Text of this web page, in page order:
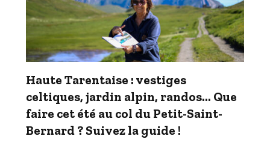
Haute Tarentaise : vestiges
celtiques, jardin alpin, randos… Que
faire cet été au col du Petit-Saint-
Bernard ? Suivez la guide !